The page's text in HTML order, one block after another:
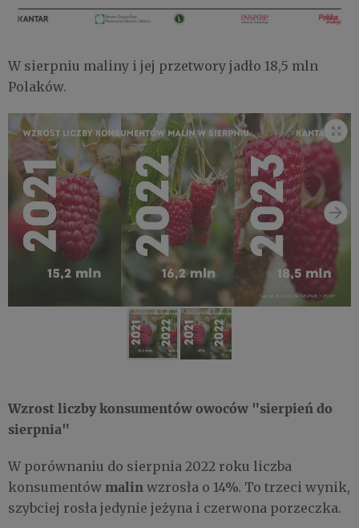
W sierpniu maliny i jej przetwory jadło 18,5 mln
Polaków.
Wzrost liczby konsumentów owoców "sierpień do
sierpnia"
W porównaniu do sierpnia 2022 roku liczba
konsumentów malin wzrosła o 14%. To trzeci wynik,
szybciej rosła jedynie jeżyna i czerwona porzeczka.